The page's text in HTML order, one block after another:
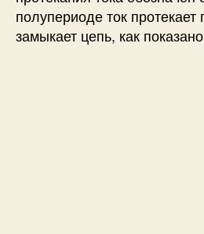
полупериоде ток протекает
замыкает цепь, как